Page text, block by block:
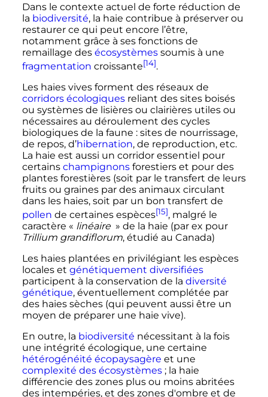
Dans le contexte actuel de forte réduction de
la biodiversité, la haie contribue à préserver ou
restaurer ce qui peut encore l’être,
notamment grâce à ses fonctions de
remaillage des écosystèmessoumis à une
fragmentation croissante[14].
Les haies vives forment des réseaux de
corridors écologiquesreliant des sites boisés
ou systèmes de lisières ou clairières utiles ou
nécessaires au déroulement des cycles
biologiques de la faune : sites de nourrissage,
de repos, d’hibernation, de reproduction, etc.
La haie est aussi un corridor essentiel pour
certains champignonsforestiers et pour des
plantes forestières (soit par le transfert de leurs
fruits ou graines par des animaux circulant
dans les haies, soit par un bon transfert de
pollen de certaines espèces[15], malgré le
caractère « linéaire » de la haie (par ex pour
Trillium grandiflorum, étudié au Canada)
Les haies plantées en privilégiant les espèces
locales et génétiquement diversifiées
participent à la conservation de la diversité
génétique, éventuellement complétée par
des haies sèches (qui peuvent aussi être un
moyen de préparer une haie vive).
En outre, la biodiversité nécessitant à la fois
une intégrité écologique, une certaine
hétérogénéité écopaysagère et une
complexité des écosystèmes ; la haie
différencie des zones plus ou moins abritées
des intempéries, et des zones d'ombre et de